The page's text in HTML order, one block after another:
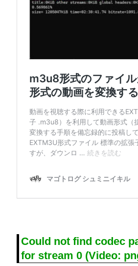
Could not find codec
for stream 0 (Video: